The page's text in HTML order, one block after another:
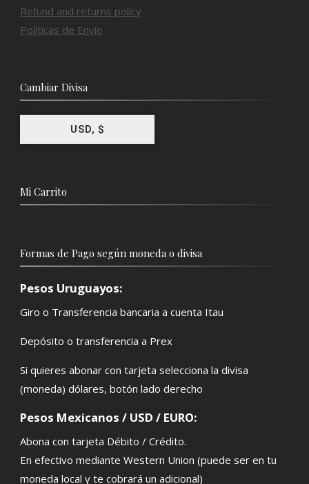
Refund and returns policy
Políticas de Envío
Cambiar Divisa
USD, $
Mi Carrito
Formas de Pago según moneda o divisa
Pesos Uruguayos:
Giro o Transferencia bancaria a cuenta Itau
Depósito o transferencia a Prex
Si quieres abonar con tarjeta selecciona la divisa
(moneda) dólares, botón lado derecho
Pesos Mexicanos / USD / EURO:
Abona con tarjeta Débito / Crédito.
En efectivo mediante Western Union (puede ser en tu
moneda local y te cobrará un adicional)